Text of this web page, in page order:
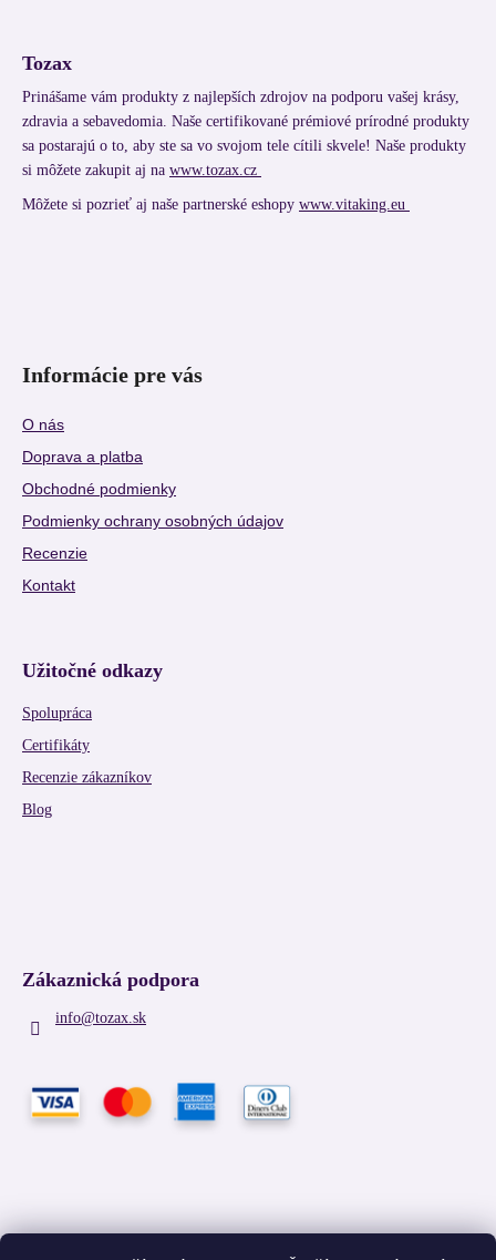
Tozax
Prinášame vám produkty z najlepších zdrojov na podporu vašej krásy,
zdravia a sebavedomia. Naše certifikované prémiové prírodné produkty
sa postarajú o to, aby ste sa vo svojom tele cítili skvele! Naše produkty
si môžete zakupit aj na www.tozax.cz
Môžete si pozrieť aj naše partnerské eshopy www.vitaking.eu
Informácie pre vás
O nás
Doprava a platba
Obchodné podmienky
Podmienky ochrany osobných údajov
Recenzie
Kontakt
Užitočné odkazy
Spolupráca
Certifikáty
Recenzie zákazníkov
Blog
Zákaznická podpora
info@tozax.sk